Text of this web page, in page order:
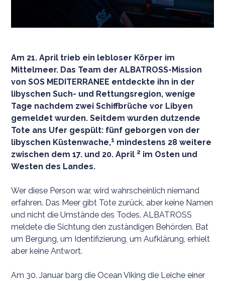
Am 21. April trieb ein lebloser Körper im
Mittelmeer. Das Team der ALBATROSS-Mission
von SOS MEDITERRANEE entdeckte ihn in der
libyschen Such- und Rettungsregion, wenige
Tage nachdem zwei Schiffbrüche vor Libyen
gemeldet wurden. Seitdem wurden dutzende
Tote ans Ufer gespült: fünf geborgen von der
libyschen Küstenwache,1 mindestens 28 weitere
zwischen dem 17. und 20. April 2 im Osten und
Westen des Landes.
Wer diese Person war, wird wahrscheinlich niemand
erfahren. Das Meer gibt Tote zurück, aber keine Namen
und nicht die Umstände des Todes. ALBATROSS
meldete die Sichtung den zuständigen Behörden. Bat
um Bergung, um Identifizierung, um Aufklärung, erhielt
aber keine Antwort.
Am 30. Januar barg die Ocean Viking die Leiche einer